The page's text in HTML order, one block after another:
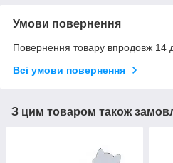
Умови повернення
Повернення товару впродовж 14
Всі умови повернення
З цим товаром також